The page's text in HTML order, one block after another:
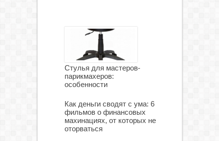
Стулья для мастеров-
парикмахеров:
особенности
Как деньги сводят с ума: 6
фильмов о финансовых
махинациях, от которых не
оторваться